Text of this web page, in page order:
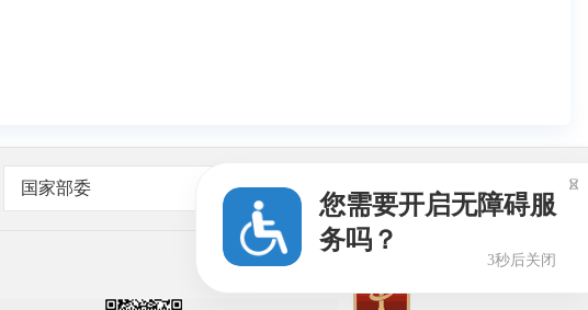
国家部委 友情链接
您需要开启无障碍服
务吗？
3秒后关闭
